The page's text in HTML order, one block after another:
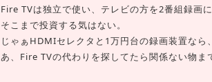
Fire TVは独立で使い、テレビの方を2番組録画
そこまで投資する気はない。
じゃぁHDMIセレクタと1万円台の録画装置なら
あ、Fire TVの代わりを探してたら関係ない物ま